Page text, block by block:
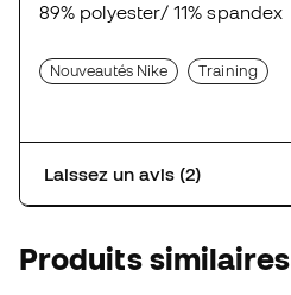
89% polyester/ 11% spandex
Nouveautés Nike Training
Laissez un avis (2)
Produits similaires